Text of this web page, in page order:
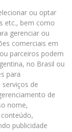
ou optar
etc., bem como
gerenciar ou
comerciais em
parceiros podem
no Brasil ou
para
de
de
nome,
publicidade